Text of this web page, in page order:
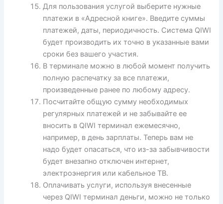
Для пользования услугой выберите нужные
платежи в «Адресной книге». Введите суммы
платежей, даты, периодичность. Система QIWI
будет производить их точно в указанные вами
сроки без вашего участия.
В терминале можно в любой момент получить
полную распечатку за все платежи,
произведенные ранее по любому адресу.
Посчитайте общую сумму необходимых
регулярных платежей и не забывайте ее
вносить в QIWI терминал ежемесячно,
например, в день зарплаты. Теперь вам не
надо будет опасаться, что из-за забывчивости
будет внезапно отключен интернет,
электроэнергия или кабельное ТВ.
Оплачивать услуги, используя внесенные
через QIWI терминал деньги, можно не только